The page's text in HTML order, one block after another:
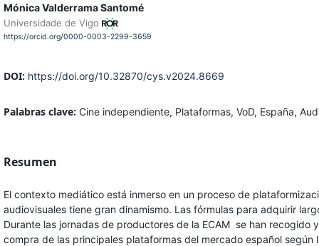
Mónica Valderrama Santomé
Universidade de Vigo
https://orcid.org/0000-0003-2299-3659
DOI: https://doi.org/10.32870/cys.v2024.8669
Palabras clave: Cine independiente, Plataformas, VoD, España,
Resumen
El contexto mediático está inmerso en un proceso de
audiovisuales tiene gran dinamismo. Las fórmulas para adquirir
Durante las jornadas de productores de la ECAM se han recogido
compra de las principales plataformas del mercado español según